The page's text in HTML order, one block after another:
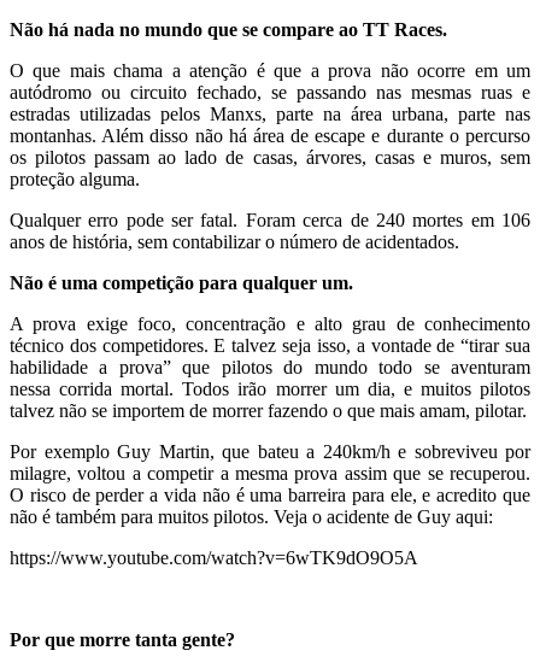
Não há nada no mundo que se compare ao TT Races.
O que mais chama a atenção é que a prova não ocorre em um
autódromo ou circuito fechado, se passando nas mesmas ruas e
estradas utilizadas pelos Manxs, parte na área urbana, parte nas
montanhas. Além disso não há área de escape e durante o percurso
os pilotos passam ao lado de casas, árvores, casas e muros, sem
proteção alguma.
Qualquer erro pode ser fatal. Foram cerca de 240 mortes em 106
anos de história, sem contabilizar o número de acidentados.
Não é uma competição para qualquer um.
A prova exige foco, concentração e alto grau de conhecimento
técnico dos competidores. E talvez seja isso, a vontade de “tirar sua
habilidade a prova” que pilotos do mundo todo se aventuram
nessa corrida mortal. Todos irão morrer um dia, e muitos pilotos
talvez não se importem de morrer fazendo o que mais amam, pilotar.
Por exemplo Guy Martin, que bateu a 240km/h e sobreviveu por
milagre, voltou a competir a mesma prova assim que se recuperou.
O risco de perder a vida não é uma barreira para ele, e acredito que
não é também para muitos pilotos. Veja o acidente de Guy aqui:
https://www.youtube.com/watch?v=6wTK9dO9O5A
Por que morre tanta gente?